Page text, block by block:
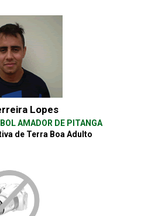
Lopes
AMADOR DE PITANGA
de Terra Boa Adulto